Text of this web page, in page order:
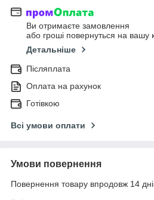
Ви отримаєте замовлення
або гроші повернуться на вашу
Детальніше
Післяплата
Оплата на рахунок
Готівкою
Всі умови оплати
Умови повернення
Повернення товару впродовж 14